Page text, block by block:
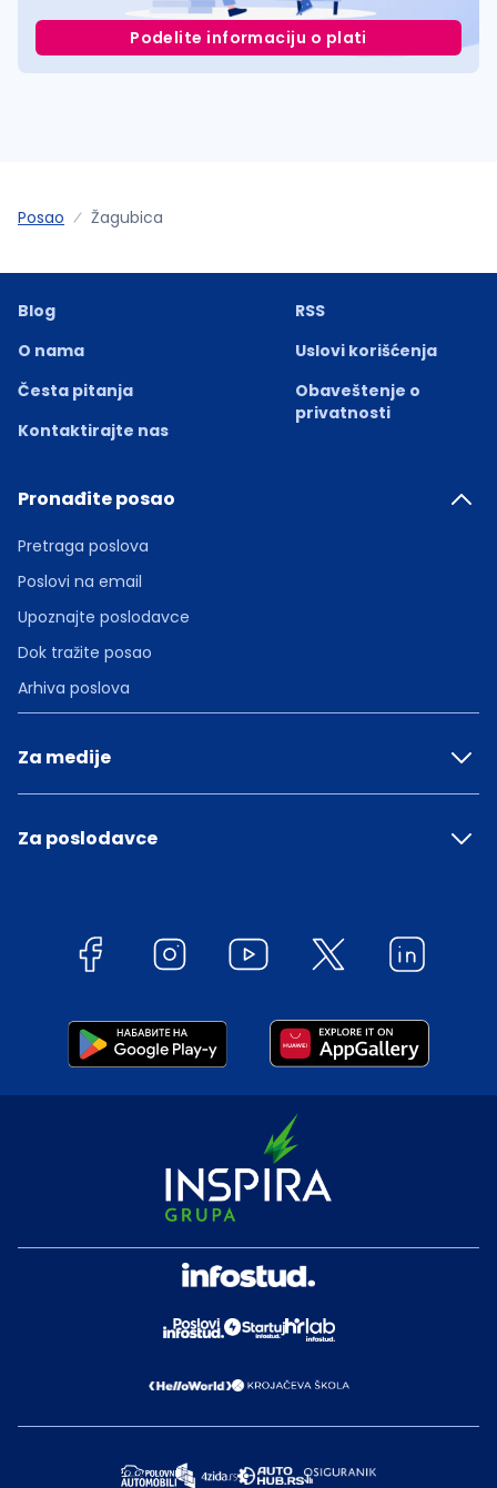
Podelite informaciju o plati
Posao Žagubica
Blog
O nama
Česta pitanja
Kontaktirajte nas
RSS
Uslovi korišćenja
Obaveštenje o
privatnosti
Pronađite posao
Pretraga poslova
Poslovi na email
Upoznajte poslodavce
Dok tražite posao
Arhiva poslova
Za medije
Za poslodavce